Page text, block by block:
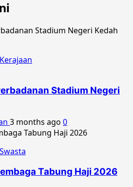
Stadium Negeri
3 months ago 0
Tabung Haji 2026